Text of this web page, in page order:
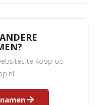
te koop op